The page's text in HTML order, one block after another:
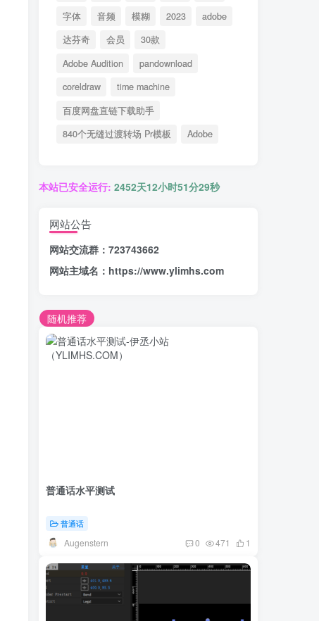
字体
音频 模糊 2023
adobe
达芬奇
会员
30款
Adobe Audition
pandownload
coreldraw
time machine
百度网盘直链下载助手
840个无缝过渡转场 Pr模板
Adobe
本站已安全运行: 2452天12小时51分30秒
网站公告
网站交流群：723743662
网站主域名： https://www.ylimhs.com
随机推荐
普通话水平测试
普通话
Augenstern 0 471 1